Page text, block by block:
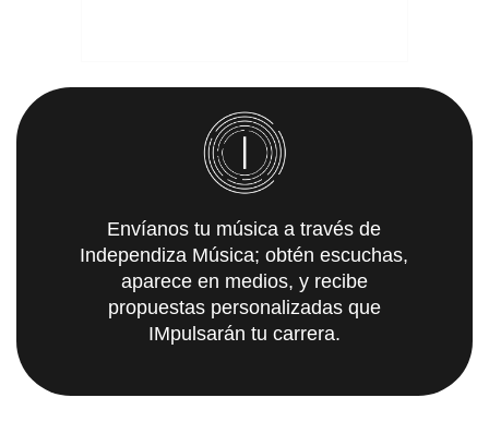
Envíanos tu música a través de
Independiza Música; obtén escuchas,
aparece en medios, y recibe
propuestas personalizadas que
IMpulsarán tu carrera.